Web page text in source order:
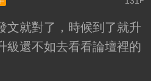
文就對了，時候到了就升
級還不如去看看論壇裡的